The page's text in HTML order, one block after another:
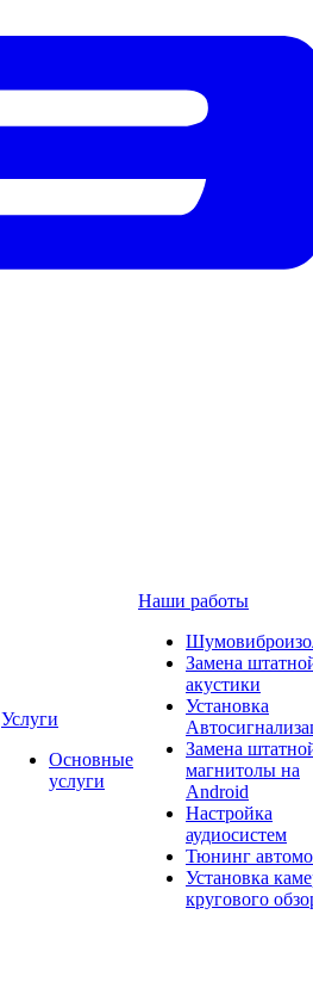
Услуги
Основные
услуги
Наши работы
Замена
акустики
Установка
Замена
магнитолы на
Android
Настройка
аудиосистем
Тюнинг
Установка
кругового